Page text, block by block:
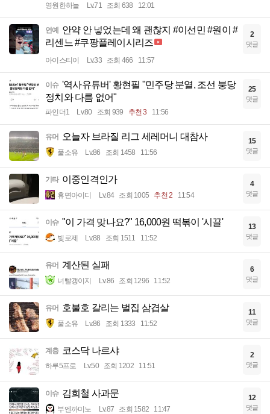
영원한하늘 Lv.71 조회 638 12:01
연예 안약 안 넣었는데 왜 괜찮지 #이선민 #원이 #
리센느 #쿠팡플레이시리즈
아이스티이 Lv.33 조회 466 11:57
2
댓글
이슈 '역사유튜버' 황현필 "민주당 분열, 조선 붕당
정치와 다름 없어"
파인더1 Lv.80 조회 939 추천 3 11:56
25
댓글
유머 오늘자 브라질 리그 세레머니 대참사
풀소유 Lv.86 조회 1458 11:56
15
댓글
기타 이중인격인가
휴면아이디 Lv.84 조회 1005 추천 2 11:54
4
댓글
이슈 "이 가격 맞나요?" 16,000원 떡볶이 '시끌'
빛로제 Lv.88 조회 1511 11:52
13
댓글
유머 계산된 실패
너빨갱이지 Lv.86 조회 1296 11:52
6
댓글
유머 호불호 갈리는 벌집 삼겹살
풀소유 Lv.86 조회 1333 11:52
11
댓글
계층 코스닥 나르샤
하루5프로 Lv.50 조회 1202 11:51
2
댓글
이슈 김희철 사과문
부엔까미노 Lv.87 조회 1582 11:47
12
댓글